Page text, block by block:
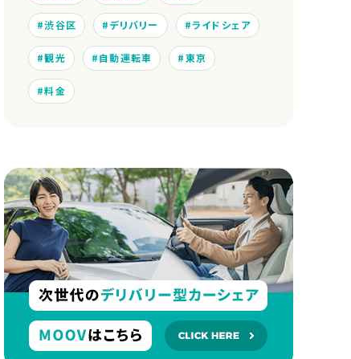
渋谷区 デリバリー ライドシェア
観光 自動運転車 東京
料金